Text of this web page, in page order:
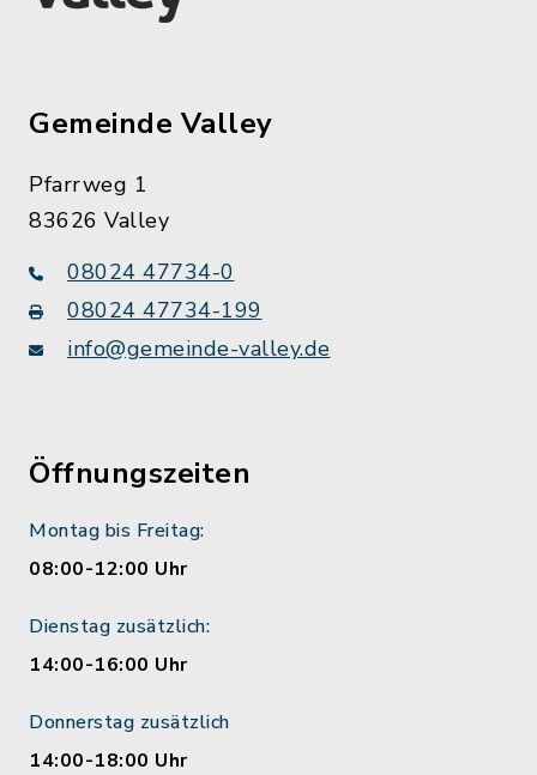
Gemeinde Valley
Pfarrweg 1
83626 Valley
08024 47734-0
08024 47734-199
info@gemeinde-valley.de
Öffnungszeiten
Montag bis Freitag:
08:00-12:00 Uhr
Dienstag zusätzlich:
14:00-16:00 Uhr
Donnerstag zusätzlich
14:00-18:00 Uhr